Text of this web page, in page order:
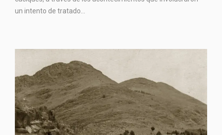
un intento de tratado...